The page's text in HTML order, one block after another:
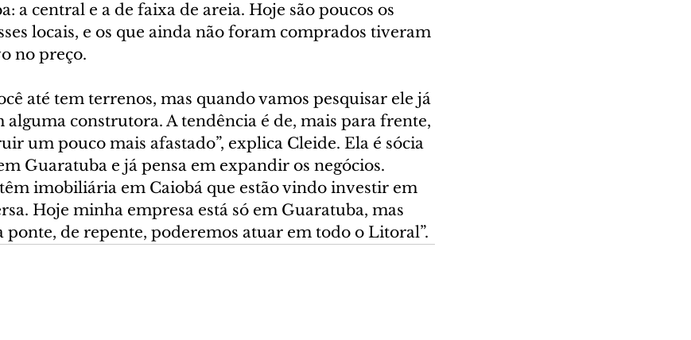
a central e a de faixa de areia. Hoje são poucos os
locais, e os que ainda não foram comprados tiveram
no preço.
até tem terrenos, mas quando vamos pesquisar ele já
alguma construtora. A tendência é de, mais para frente,
um pouco mais afastado”, explica Cleide. Ela é sócia
Guaratuba e já pensa em expandir os negócios.
têm imobiliária em Caiobá que estão vindo investir em
Hoje minha empresa está só em Guaratuba, mas
ponte, de repente, poderemos atuar em todo o Litoral”.